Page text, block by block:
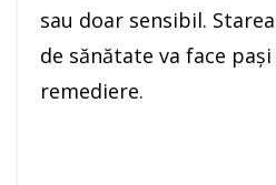
sau doar sensibil.
de sănătate va face
remediere.